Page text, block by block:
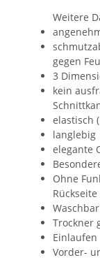
Weitere
gegen
3
kein
elastisch
langlebig
elegante
Ohne
Rückseite
Trockner
Einlaufen
Vorder-